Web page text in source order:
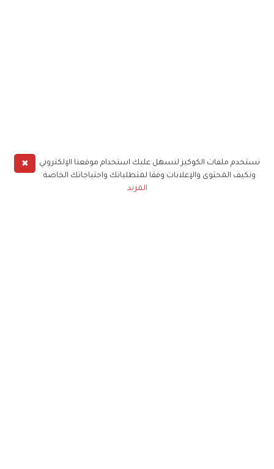
✖
نستخدم ملفات الكوكيز لنسهل عليك استخدام موقعنا الإلكتروني
ونكيف المحتوى والإعلانات وفقا لمتطلباتك واحتياجاتك الخاصة
المزيد